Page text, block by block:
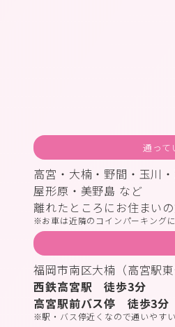
通って
高宮・大楠・野間・玉川
屋形原・美野島 など
離れたところにお住まいの
お車は近隣のコインパーキング
福岡市南区大楠（高宮駅東
西鉄高宮駅 徒歩3分
高宮駅前バス停 徒歩3分
駅・バス停近くなので通いやすい